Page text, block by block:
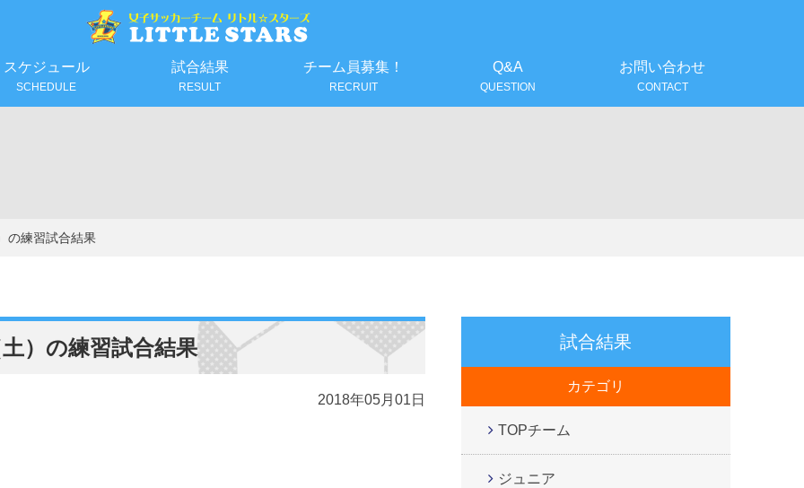
スケジュール
SCHEDULE
試合結果
RESULT
チーム員募集！
RECRUIT
Q&A
QUESTION
お問い合わせ
CONTACT
の練習試合結果
）の練習試合結果
2018年05月01日
試合結果
カテゴリ
TOPチーム
ジュニア